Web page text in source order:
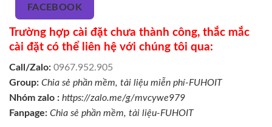
FACEBOOK
Trường hợp cài đặt chưa thành công, thắc mắc
cài đặt có thể liên hệ với chúng tôi qua:
Call/Zalo: 0967.952.905
Group: Chia sẻ phần mềm, tài liệu miễn phí-FUHOIT
Nhóm zalo : https://zalo.me/g/mvcywe979
Fanpage: Chia sẻ phần mềm, tài liệu-FUHOIT